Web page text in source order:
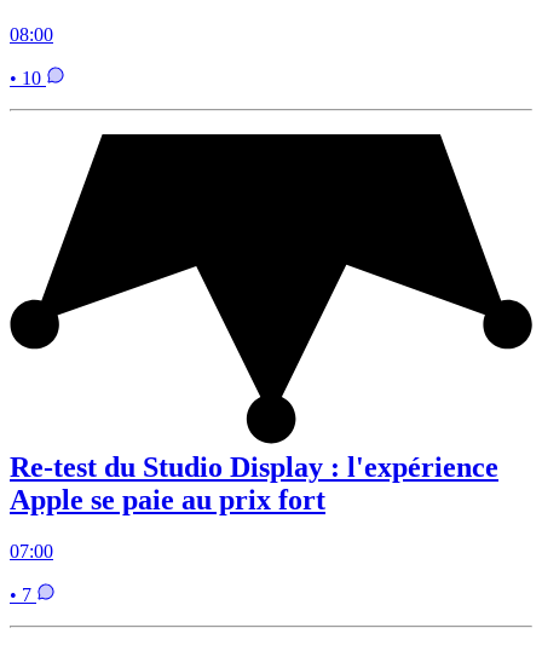
08:00
• 10
Re-test du Studio Display : l'expérience
Apple se paie au prix fort
07:00
• 7